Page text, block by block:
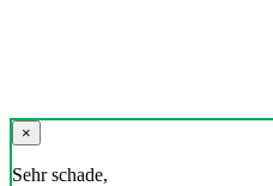
×
Sehr schade,